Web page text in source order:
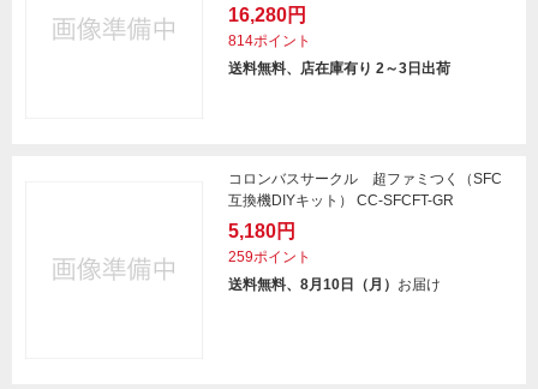
16,280円
814ポイント
送料無料、店在庫有り 2～3日出荷
コロンバスサークル 超ファミつく（SFC
互換機DIYキット） CC-SFCFT-GR
5,180円
259ポイント
送料無料、8月10日（月） お届け